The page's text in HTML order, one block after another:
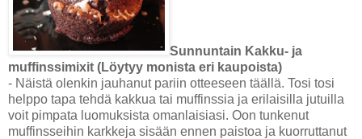
Sunnuntain Kakku- ja
muffinssimixit (Löytyy monista eri kaupoista)
- Näistä olenkin jauhanut pariin otteeseen täällä. Tosi tosi
helppo tapa tehdä kakkua tai muffinssia ja erilaisilla jutuilla
voit pimpata luomuksista omanlaisiasi. Oon tunkenut
muffinsseihin karkkeja sisään ennen paistoa ja kuorruttanut